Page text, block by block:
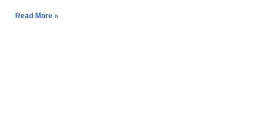
Read More »